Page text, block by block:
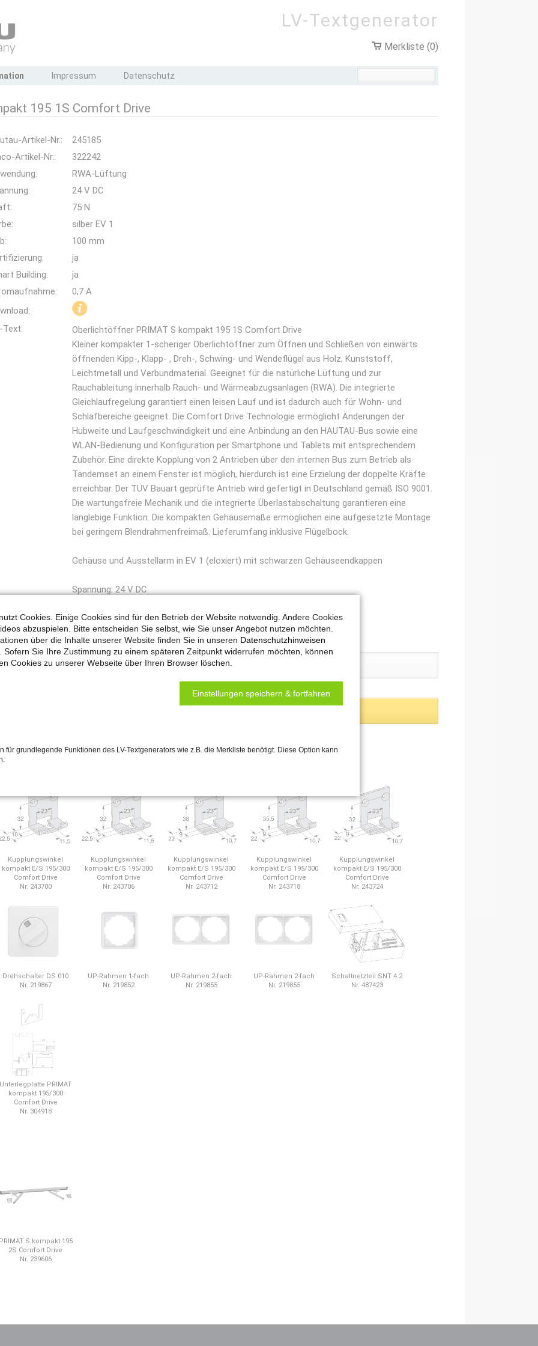
LV-Textgenerator
Merkliste (0)
Impressum Datenschutz
195 1S Comfort Drive
Artikel-Nr.:
245185
Artikel-Nr.:
322242
RWA-Lüftung
24 V DC
75 N
silber EV 1
100 mm
ja
Building:
ja
0,7 A
Text:
Oberlichtöffner PRIMAT S kompakt 195 1S Comfort Drive
Kleiner kompakter 1-scheriger Oberlichtöffner zum Öffnen und Schließen von einwärts
öffnenden Kipp-, Klapp- , Dreh-, Schwing- und Wendeflügel aus Holz, Kunststoff,
Leichtmetall und Verbundmaterial. Geeignet für die natürliche Lüftung und zur
Rauchableitung innerhalb Rauch- und Wärmeabzugsanlagen (RWA). Die integrierte
Gleichlaufregelung garantiert einen leisen Lauf und ist dadurch auch für Wohn- und
Schlafbereiche geeignet. Die Comfort Drive Technologie ermöglicht Änderungen der
Hubweite und Laufgeschwindigkeit und eine Anbindung an den HAUTAU-Bus sowie eine
WLAN-Bedienung und Konfiguration per Smartphone und Tablets mit entsprechendem
Zubehör. Eine direkte Kopplung von 2 Antrieben über den internen Bus zum Betrieb als
Tandemset an einem Fenster ist möglich, hierdurch ist eine Erzielung der doppelte Kräfte
erreichbar. Der TÜV Bauart geprüfte Antrieb wird gefertigt in Deutschland gemäß ISO 9001.
Die wartungsfreie Mechanik und die integrierte Überlastabschaltung garantieren eine
langlebige Funktion. Die kompakten Gehäusemaße ermöglichen eine aufgesetzte Montage
bei geringem Blendrahmenfreimaß. Lieferumfang inklusive Flügelbock.
Gehäuse und Ausstellarm in EV 1 (eloxiert) mit schwarzen Gehäuseendkappen
Spannung: 24 V DC
Farbe: silber EV 1
Hub: 100 mm
Kupplungswinkel
kompakt E/S 195/300
Comfort Drive
Nr. 243700
Kupplungswinkel
kompakt E/S 195/300
Comfort Drive
Nr. 243706
Kupplungswinkel
kompakt E/S 195/300
Comfort Drive
Nr. 243712
Kupplungswinkel
kompakt E/S 195/300
Comfort Drive
Nr. 243718
Kupplungswinkel
kompakt E/S 195/300
Comfort Drive
Nr. 243724
Drehschalter DS 010
Nr. 219867
UP-Rahmen 1-fach
Nr. 219852
UP-Rahmen 2-fach
Nr. 219855
UP-Rahmen 2-fach
Nr. 219855
Schaltnetzteil SNT 4.2
Nr. 487423
Unterlegplatte PRIMAT
kompakt 195/300
Comfort Drive
Nr. 304918
PRIMAT S kompakt 195
2S Comfort Drive
Nr. 239606
Cookies. Einige Cookies sind für den Betrieb der Website notwendig. Andere Cookies
abzuspielen. Bitte entscheiden Sie selbst, wie Sie unser Angebot nutzen möchten.
über die Inhalte unserer Website finden Sie in unseren Datenschutzhinweisen
. Sofern Sie Ihre Zustimmung zu einem späteren Zeitpunkt widerrufen möchten, können
Cookies zu unserer Webseite über Ihren Browser löschen.
Einstellungen speichern & fortfahren
für grundlegende Funktionen des LV-Textgenerators wie z.B. die Merkliste benötigt. Diese Option kann